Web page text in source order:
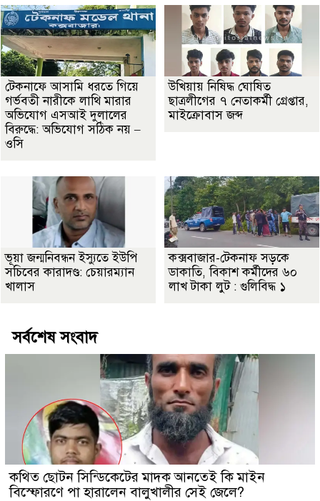
টেকনাফে আসামি ধরতে গিয়ে
গর্ভবতী নারীকে লাথি মারার
অভিযোগ এসআই দুলালের
বিরুদ্ধে: অভিযোগ সঠিক নয় –
ওসি
উখিয়ায় নিষিদ্ধ ঘোষিত
ছাত্রলীগের ৭ নেতাকর্মী গ্রেপ্তার,
মাইক্রোবাস জব্দ
ভূয়া জন্মনিবন্ধন ইস্যুতে ইউপি
সচিবের কারাদণ্ড: চেয়ারম্যান
খালাস
কক্সবাজার-টেকনাফ সড়কে
ডাকাতি, বিকাশ কর্মীদের ৬০
লাখ টাকা লুট : গুলিবিদ্ধ ১
সর্বশেষ সংবাদ
কথিত ছোটন সিন্ডিকেটের মাদক আনতেই কি মাইন
বিস্ফোরণে পা হারালেন বালুখালীর সেই জেলে?